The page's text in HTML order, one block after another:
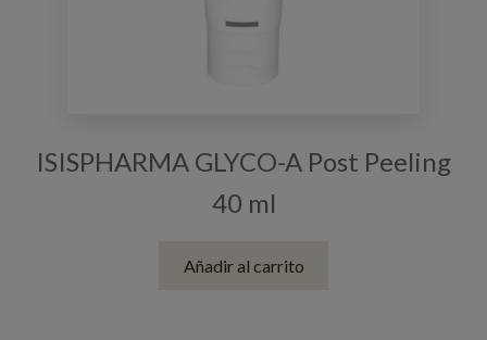
ISISPHARMA GLYCO-A Post Peeling
40 ml
Añadir al carrito